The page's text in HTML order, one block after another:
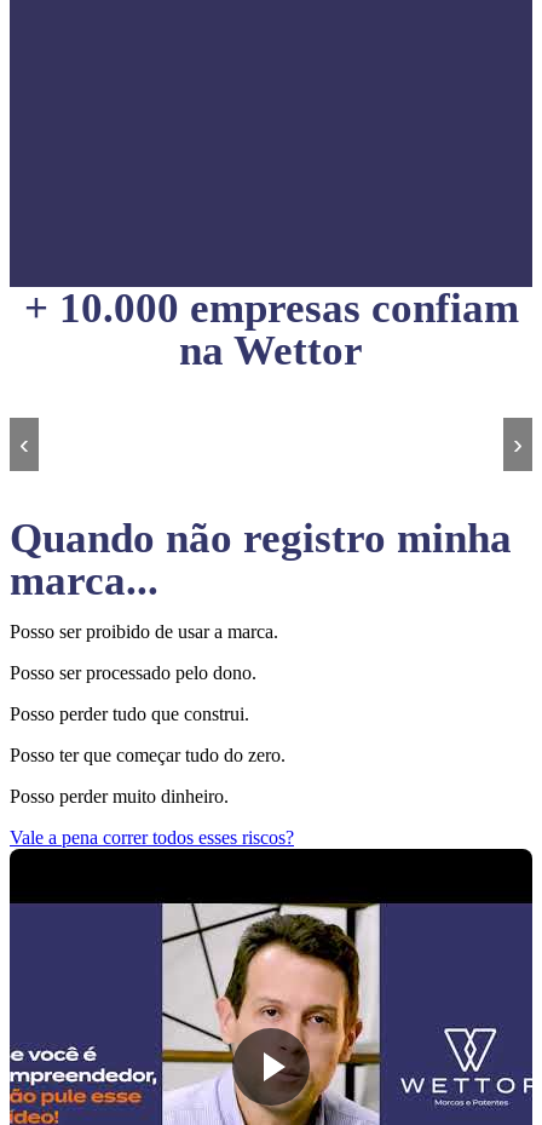
+ 10.000 empresas confiam
na Wettor
‹ ›
Quando não registro minha
marca...
Posso ser proibido de usar a marca.
Posso ser processado pelo dono.
Posso perder tudo que construi.
Posso ter que começar tudo do zero.
Posso perder muito dinheiro.
Vale a pena correr todos esses riscos?